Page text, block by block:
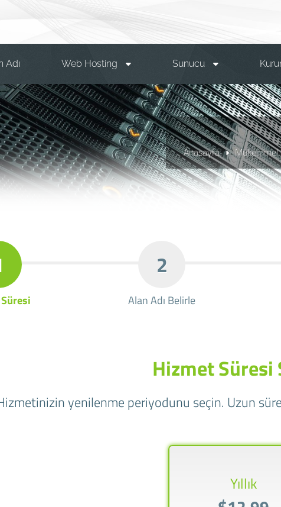
Adı Web Hosting Sunucu
Anasayfa Mükemmel
2
Alan Adı Belirle
Hizmet Süresi
yenilenme periyodunu seçin. Uzun
Yıllık